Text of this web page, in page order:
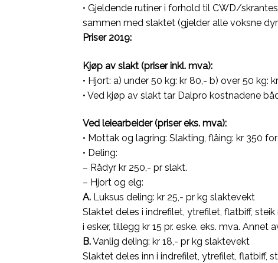
• Gjeldende rutiner i forhold til CWD/
sammen med slaktet (gjelder alle voksne
Priser 2019:
Kjøp av slakt (priser inkl. mva):
• Hjort: a) under 50 kg: kr 80,- b) over 50 kg:
• Ved kjøp av slakt tar Dalpro kostnadene
Ved leiearbeider (priser eks. mva):
• Mottak og lagring: Slakting, flåing: kr 350
• Deling:
– Rådyr kr 250,- pr slakt.
– Hjort og elg:
A. Luksus deling: kr 25,- pr kg slaktevekt
Slaktet deles i indrefilet, ytrefilet, flatbiff,
i esker, tillegg kr 15 pr. eske. eks. mva. Annet
B.Vanlig deling: kr 18,- pr kg slaktevekt
Slaktet deles inn i indrefilet, ytrefilet, flatbiff,